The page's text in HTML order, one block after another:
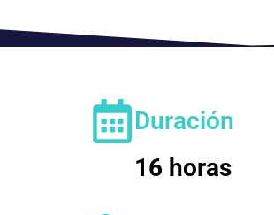
Duración
16 horas